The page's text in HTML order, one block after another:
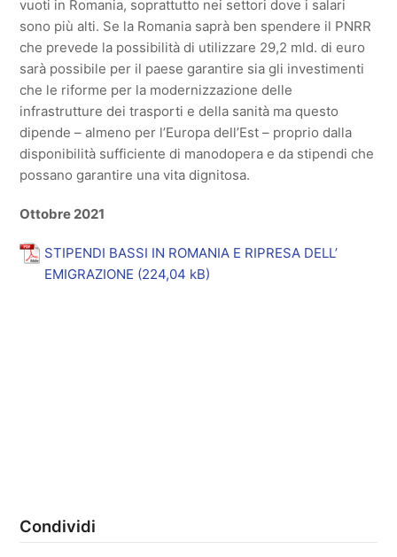
vuoti in Romania, soprattutto nei settori dove i salari
sono più alti. Se la Romania saprà ben spendere il PNRR
che prevede la possibilità di utilizzare 29,2 mld. di euro
sarà possibile per il paese garantire sia gli investimenti
che le riforme per la modernizzazione delle
infrastrutture dei trasporti e della sanità ma questo
dipende – almeno per l’Europa dell’Est – proprio dalla
disponibilità sufficiente di manodopera e da stipendi che
possano garantire una vita dignitosa.
Ottobre 2021
STIPENDI BASSI IN ROMANIA E RIPRESA DELL’
EMIGRAZIONE
Condividi